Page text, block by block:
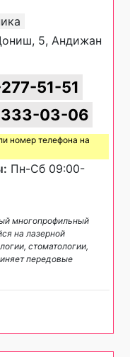
5, Андижан
51-51
03-06
номер телефона на
Пн-Сб 09:00-
многопрофильный
на лазерной
стоматологии,
передовые